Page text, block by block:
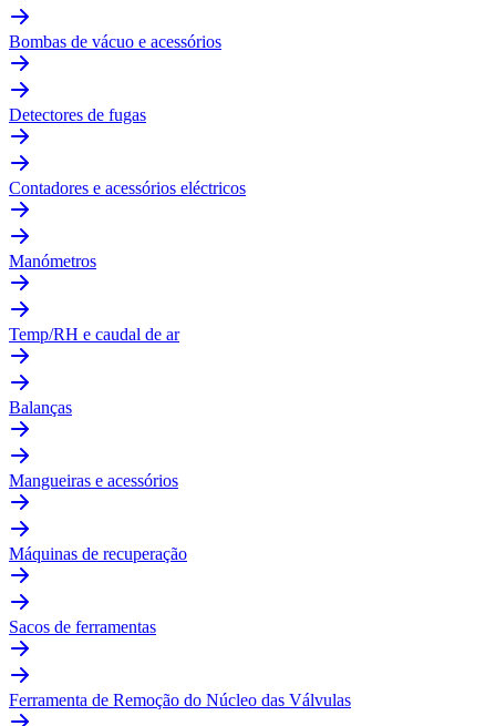
Bombas de vácuo e acessórios
Detectores de fugas
Contadores e acessórios eléctricos
Manómetros
Temp/RH e caudal de ar
Balanças
Mangueiras e acessórios
Máquinas de recuperação
Sacos de ferramentas
Ferramenta de Remoção do Núcleo das Válvulas